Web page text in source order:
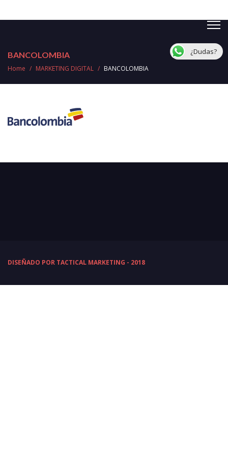
BANCOLOMBIA
Home / MARKETING DIGITAL / BANCOLOMBIA
DISEÑADO POR TACTICAL MARKETING - 2018
¿Dudas?